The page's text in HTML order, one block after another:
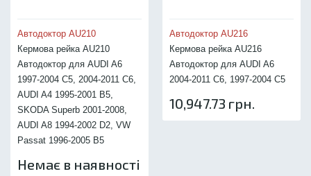
Автодоктор AU210
Кермова рейка AU210
Автодоктор для AUDI A6
1997-2004 C5, 2004-2011 C6,
AUDI A4 1995-2001 B5,
SKODA Superb 2001-2008,
AUDI A8 1994-2002 D2, VW
Passat 1996-2005 B5
Немає в наявності
Автодоктор AU216
Кермова рейка AU216
Автодоктор для AUDI A6
2004-2011 C6, 1997-2004 C5
10,947.73 грн.